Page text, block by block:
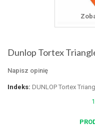
Dunlop Tortex
Napisz opinię
Indeks: DUNLOP Tortex